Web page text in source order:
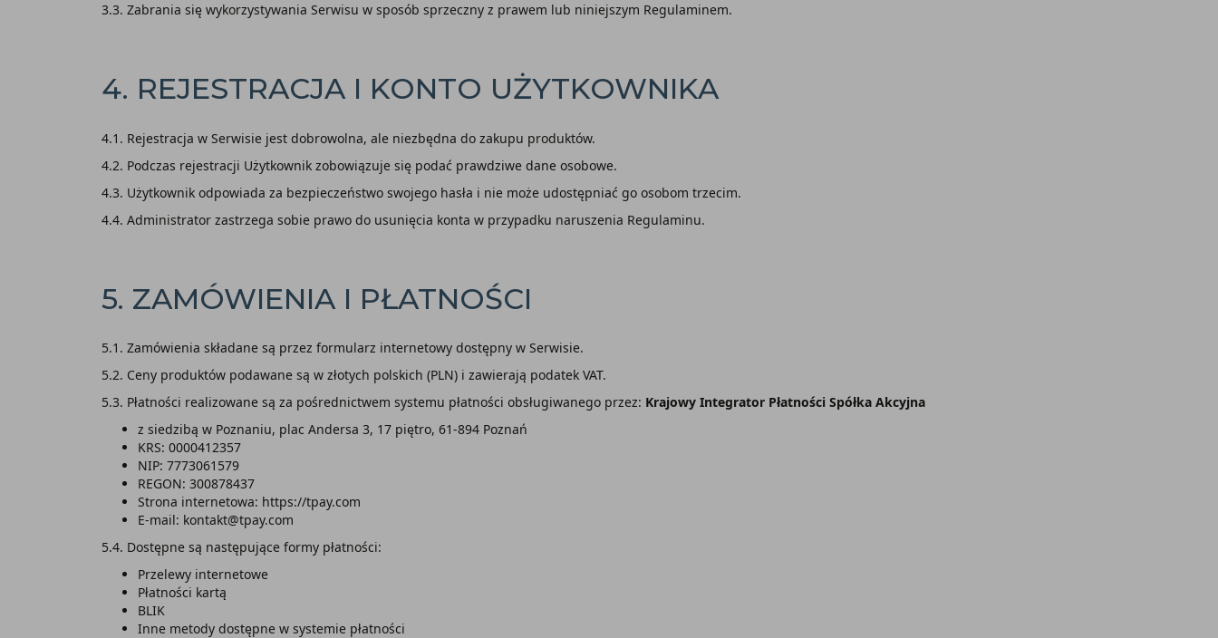
3.3. Zabrania się wykorzystywania Serwisu w sposób sprzeczny z prawem lub niniejszym Regulaminem.
4. REJESTRACJA I KONTO UŻYTKOWNIKA
4.1. Rejestracja w Serwisie jest dobrowolna, ale niezbędna do zakupu produktów.
4.2. Podczas rejestracji Użytkownik zobowiązuje się podać prawdziwe dane osobowe.
4.3. Użytkownik odpowiada za bezpieczeństwo swojego hasła i nie może udostępniać go osobom trzecim.
4.4. Administrator zastrzega sobie prawo do usunięcia konta w przypadku naruszenia Regulaminu.
5. ZAMÓWIENIA I PŁATNOŚCI
5.1. Zamówienia składane są przez formularz internetowy dostępny w Serwisie.
5.2. Ceny produktów podawane są w złotych polskich (PLN) i zawierają podatek VAT.
5.3. Płatności realizowane są za pośrednictwem systemu płatności obsługiwanego przez: Krajowy Integrator Płatności Spółka Akcyjna
z siedzibą w Poznaniu, plac Andersa 3, 17 piętro, 61-894 Poznań
KRS: 0000412357
NIP: 7773061579
REGON: 300878437
Strona internetowa: https://tpay.com
E-mail: kontakt@tpay.com
5.4. Dostępne są następujące formy płatności:
Przelewy internetowe
Płatności kartą
BLIK
Inne metody dostępne w systemie płatności